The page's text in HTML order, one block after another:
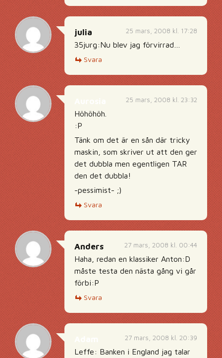
25 mars, 2008 kl. 17:28
julia
35jurg:Nu blev jag förvirrad…
Svara
25 mars, 2008 kl. 23:32
Höhöhöh.
:P
Tänk om det är en sån där tricky
maskin, som skriver ut att den ger
det dubbla men egentligen TAR
den det dubbla!
-pessimist- ;)
Svara
27 mars, 2008 kl. 00:44
Anders
Haha, redan en klassiker Anton:D
måste testa den nästa gång vi går
förbi:P
Svara
27 mars, 2008 kl. 20:39
Leffe: Banken i England jag talar